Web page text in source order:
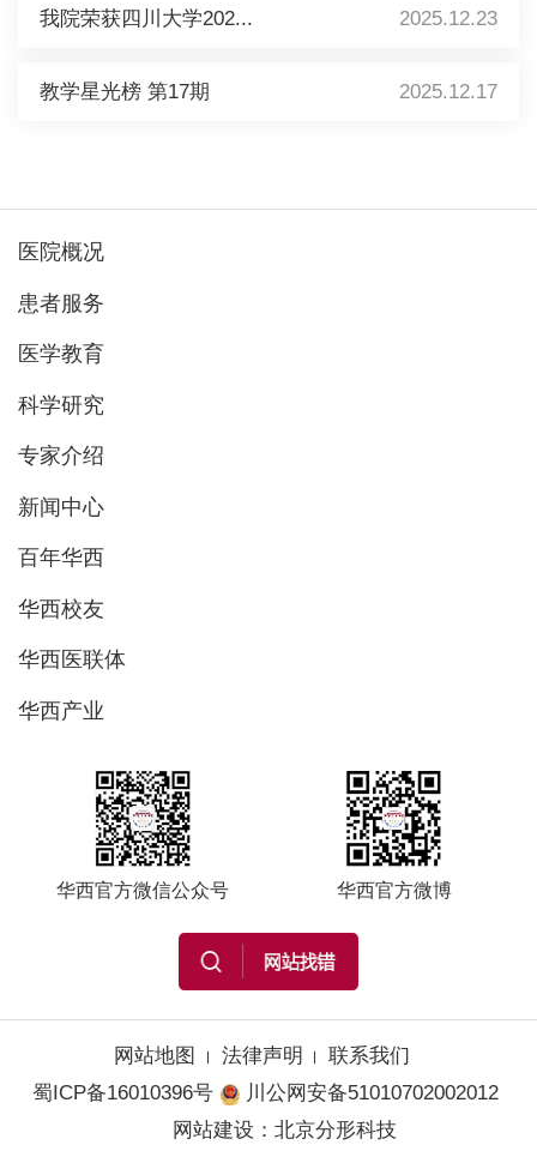
我院荣获四川大学202... 2025.12.23
教学星光榜 第17期 2025.12.17
医院概况
患者服务
医学教育
科学研究
专家介绍
新闻中心
百年华西
华西校友
华西医联体
华西产业
华西官方微信公众号 华西官方微博
网站地图 法律声明
联系我们
蜀ICP备16010396号
川公网安备51010702002012
网站建设 ： 北京分形科技